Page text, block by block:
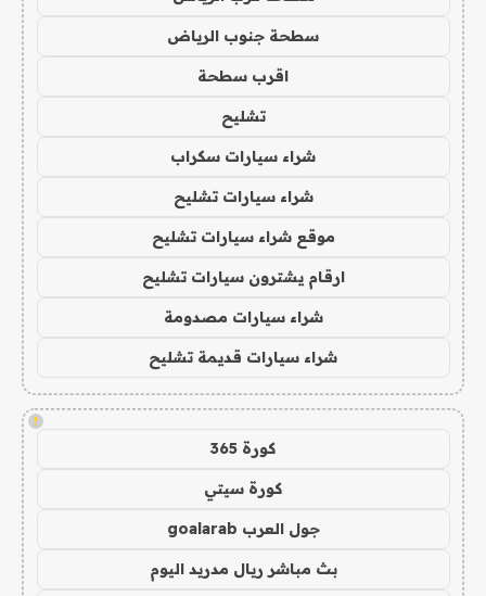
سطحة جنوب الرياض
اقرب سطحة
تشليح
شراء سيارات سكراب
شراء سيارات تشليح
موقع شراء سيارات تشليح
ارقام يشترون سيارات تشليح
شراء سيارات مصدومة
شراء سيارات قديمة تشليح
!
كورة 365
كورة سيتي
جول العرب goalarab
بث مباشر ريال مدريد اليوم